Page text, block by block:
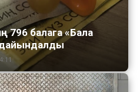
796 балага «Бала